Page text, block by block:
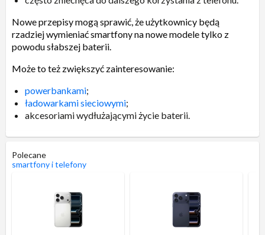
Nowe przepisy mogą sprawić, że użytkownicy będą
rzadziej wymieniać smartfony na nowe modele tylko z
powodu słabszej baterii.
Może to też zwiększyć zainteresowanie:
powerbankami;
ładowarkami sieciowymi;
akcesoriami wydłużającymi życie baterii.
Polecane
smartfony i telefony